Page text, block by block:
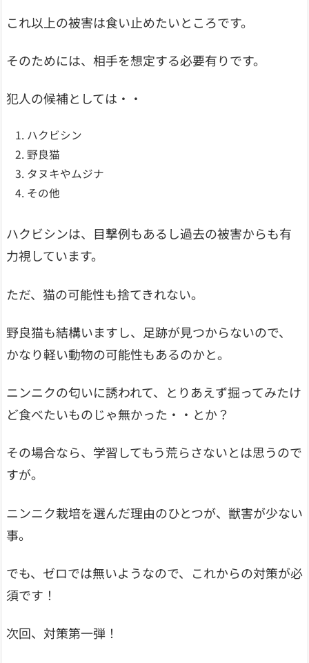
これ以上の被害は食い止めたいところです。
そのためには、相手を想定する必要有りです。
犯人の候補としては・・
ハクビシン
野良猫
タヌキやムジナ
その他
ハクビシンは、目撃例もあるし過去の被害からも有
力視しています。
ただ、猫の可能性も捨てきれない。
野良猫も結構いますし、足跡が見つからないので、
かなり軽い動物の可能性もあるのかと。
ニンニクの匂いに誘われて、とりあえず掘ってみたけ
ど食べたいものじゃ無かった・・とか？
その場合なら、学習してもう荒らさないとは思うので
すが。
ニンニク栽培を選んだ理由のひとつが、獣害が少ない
事。
でも、ゼロでは無いようなので、これからの対策が必
須です！
次回、対策第一弾！